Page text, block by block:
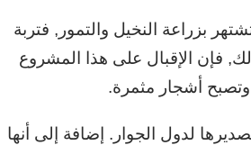
بزراعة النخيل والتمور, فتربة
فإن الإقبال على هذا المشروع
وتصبح أشجار مثمرة.
لدول الجوار. إضافة إلى أنها